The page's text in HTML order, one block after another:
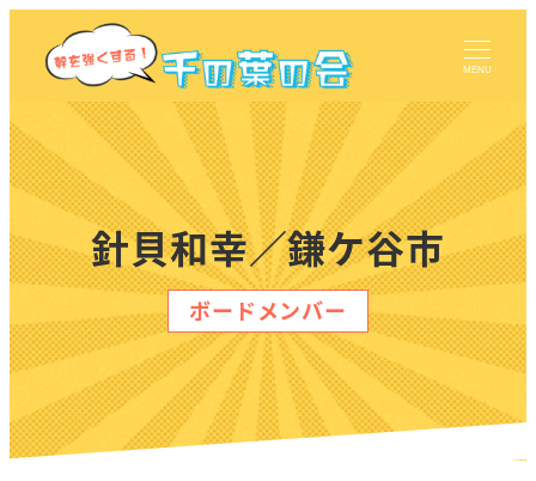
MENU
針貝和幸／鎌ケ谷市
ボードメンバー